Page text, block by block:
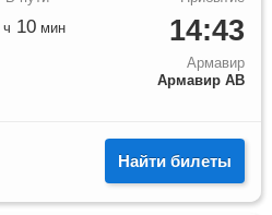
14:43
Армавир
Армавир АВ
ч 10 мин
Найти билеты